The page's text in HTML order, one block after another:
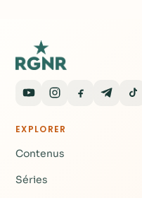
EXPLORER
Contenus
Séries